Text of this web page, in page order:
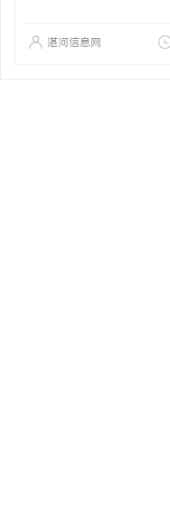
湛河信息网